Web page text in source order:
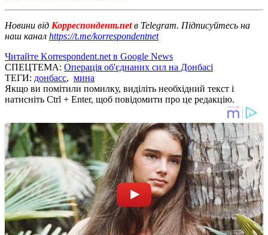
Новини від Корреспондент.netв Telegram. Підписуйтесь на
наш канал https://t.me/korrespondentnet
Читайте Korrespondent.net в Google News
СПЕЦТЕМА: Операція об'єднаних сил на Донбасі
ТЕГИ: донбасс, мина
Якщо ви помітили помилку, виділіть необхідний текст і
натисніть Ctrl + Enter, щоб повідомити про це редакцію.